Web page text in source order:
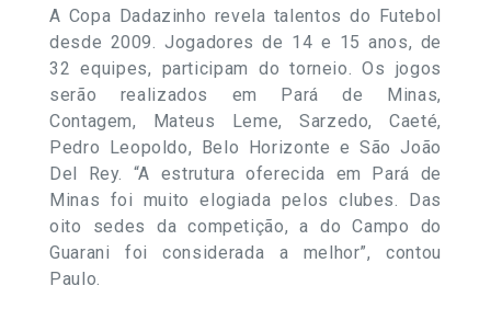
A Copa Dadazinho revela talentos do Futebol
desde 2009. Jogadores de 14 e 15 anos, de
32 equipes, participam do torneio. Os jogos
serão realizados em Pará de Minas,
Contagem, Mateus Leme, Sarzedo, Caeté,
Pedro Leopoldo, Belo Horizonte e São João
Del Rey. “A estrutura oferecida em Pará de
Minas foi muito elogiada pelos clubes. Das
oito sedes da competição, a do Campo do
Guarani foi considerada a melhor”, contou
Paulo.